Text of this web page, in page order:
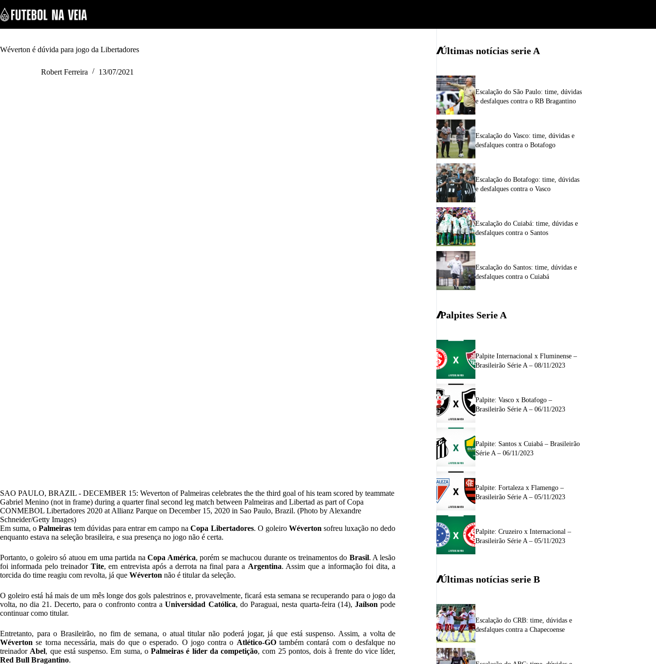
k
i
p
o
Wéverton é dúvida para jogo da Libertadores
Robert Ferreira 13/07/2021
SAO PAULO, BRAZIL - DECEMBER 15: Weverton of Palmeiras celebrates the the third goal of his team scored by teammate
Gabriel Menino (not in frame) during a quarter final second leg match between Palmeiras and Libertad as part of Copa
CONMEBOL Libertadores 2020 at Allianz Parque on December 15, 2020 in Sao Paulo, Brazil. (Photo by Alexandre
Schneider/Getty Images)
Em suma, oPalmeiras tem dúvidas para entrar em campo naCopa Libertadores. O goleiro Wévertonsofreu luxação no dedo
enquanto estava na seleção brasileira, e sua presença no jogo não é certa.
Portanto, o goleiro só atuou em uma partida naCopa América, porém se machucou durante os treinamentos do Brasil. A lesão
foi informada pelo treinador Tite, em entrevista após a derrota na final para a Argentina. Assim que a informação foi dita, a
torcida do time reagiu com revolta, já que Wéverton não é titular da seleção.
O goleiro está há mais de um mês longe dos gols palestrinos e, provavelmente, ficará esta semana se recuperando para o jogo da
volta, no dia 21. Decerto, para o confronto contra aUniversidad Católica, do Paraguai, nesta quarta-feira (14),Jaílson pode
continuar como titular.
Entretanto, para o Brasileirão, no fim de semana, o atual titular não poderá jogar, já que está suspenso. Assim, a volta de
Wéverton se torna necessária, mais do que o esperado. O jogo contra o Atlético-GOtambém contará com o desfalque no
treinadorAbel, que está suspenso. Em suma, oPalmeiras é líder da competição, com 25 pontos, dois à frente do vice líder,
Red Bull Bragantino.
Últimas notícias serie A
Escalação do São Paulo: time, dúvidas
e desfalques contra o RB Bragantino
Escalação do Vasco: time, dúvidas e
desfalques contra o Botafogo
Escalação do Botafogo: time, dúvidas
e desfalques contra o Vasco
Escalação do Cuiabá: time, dúvidas e
desfalques contra o Santos
Escalação do Santos: time, dúvidas e
desfalques contra o Cuiabá
Palpites Serie A
Palpite Internacional x Fluminense –
Brasileirão Série A – 08/11/2023
Palpite: Vasco x Botafogo –
Brasileirão Série A – 06/11/2023
Palpite: Santos x Cuiabá – Brasileirão
Série A – 06/11/2023
Palpite: Fortaleza x Flamengo –
Brasileirão Série A – 05/11/2023
Palpite: Cruzeiro x Internacional –
Brasileirão Série A – 05/11/2023
Últimas notícias serie B
Escalação do CRB: time, dúvidas e
desfalques contra a Chapecoense